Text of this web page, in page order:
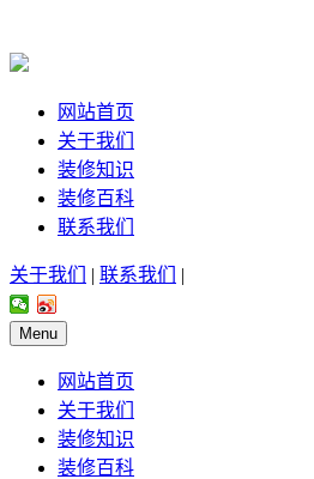
网站首页
关于我们
装修知识
装修百科
联系我们
关于我们 | 联系我们 |
Menu
网站首页
关于我们
装修知识
装修百科